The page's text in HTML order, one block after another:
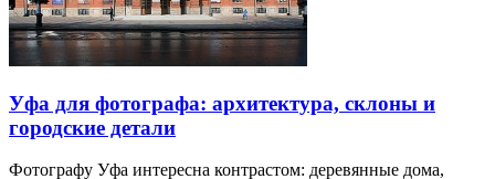
Уфа для фотографа: архитектура, склоны и
городские детали
Фотографу Уфа интересна контрастом: деревянные дома,